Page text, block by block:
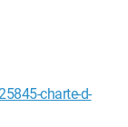
charte-d-